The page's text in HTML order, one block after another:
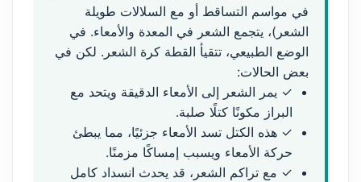
في مواسم التساقط أو مع السلالات طويلة
الشعر)، يتجمع الشعر في المعدة والأمعاء. في
الوضع الطبيعي، تتقيأ القطة كرة الشعر. لكن في
بعض الحالات:
✓ يمر الشعر إلى الأمعاء الدقيقة ويتحد مع
البراز مكونًا كتلًا صلبة.
✓ هذه الكتل تسد الأمعاء جزئيًا، مما يبطئ
حركة الأمعاء ويسبب إمساكًا مزمنًا.
✓ مع تراكم الشعر، قد يحدث انسداد كامل